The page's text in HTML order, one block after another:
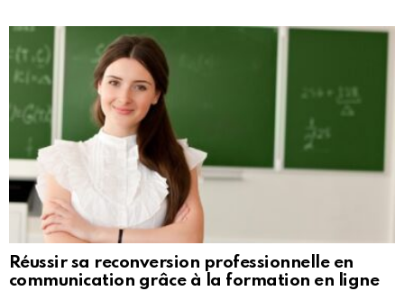
Réussir sa reconversion professionnelle en
communication grâce à la formation en ligne